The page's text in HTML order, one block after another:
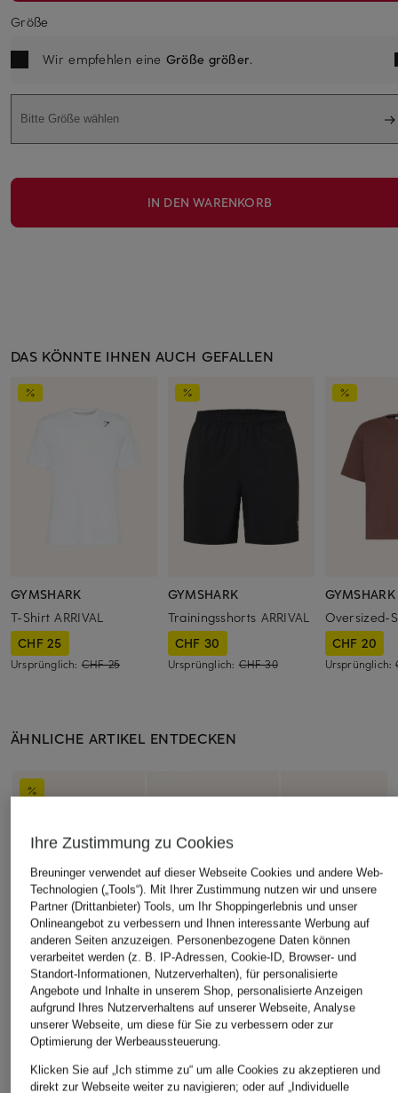
Größe
Wir empfehlen eine Größe größer.
Bitte Größe wählen
IN DEN WARENKORB
DAS KÖNNTE IHNEN AUCH GEFALLEN
GYMSHARK
T-Shirt ARRIVAL
CHF 25
Ursprünglich: CHF 25
GYMSHARK
Trainingsshorts ARRIVAL
CHF 30
Ursprünglich:CHF 30
GYMSHARK
Oversized-
CHF 20
Ursprünglich:
ÄHNLICHE ARTIKEL ENTDECKEN
Ihre Zustimmung zu Cookies
Breuninger verwendet auf dieser Webseite Cookies und andere Web-
Technologien („Tools“). Mit Ihrer Zustimmung nutzen wir und unsere
Partner (Drittanbieter) Tools, um Ihr Shoppingerlebnis und unser
Onlineangebot zu verbessern und Ihnen interessante Werbung auf
anderen Seiten anzuzeigen. Personenbezogene Daten können
verarbeitet werden (z. B. IP-Adressen, Cookie-ID, Browser- und
Standort-Informationen, Nutzerverhalten), für personalisierte
Angebote und Inhalte in unserem Shop, personalisierte Anzeigen
aufgrund Ihres Nutzerverhaltens auf unserer Webseite, Analyse
unserer Webseite, um diese für Sie zu verbessern oder zur
Optimierung der Werbeaussteuerung.
Klicken Sie auf „Ich stimme zu“ um alle Cookies zu akzeptieren und
direkt zur Webseite weiter zu navigieren; oder auf „Individuelle